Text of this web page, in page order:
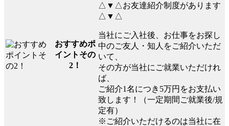
おすすめポ
イントその
2！
△▼△お友達紹介制度があります
△▼△
当社にご入社後、お仕事をお探し
中のご友人・知人をご紹介いただ
いて、
その方が当社にご就業いただけれ
ば、
ご紹介1名につき5万円をお支払い
致します！（一定期間ご就業後/規
定有）
※ご紹介いただけるのは当社に在